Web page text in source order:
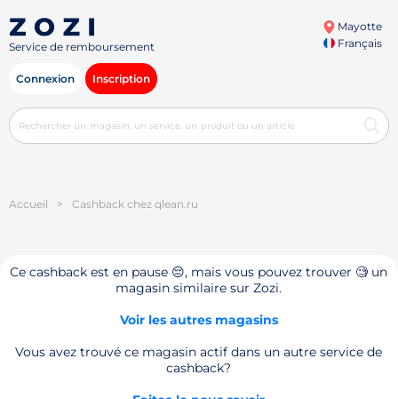
Service de remboursement
Mayotte
Français
Connexion Inscription
Accueil > Cashback chez qlean.ru
Ce cashback est en pause 😔, mais vous pouvez trouver 🧐 un
magasin similaire sur Zozi.
Voir les autres magasins
Vous avez trouvé ce magasin actif dans un autre service de
cashback?